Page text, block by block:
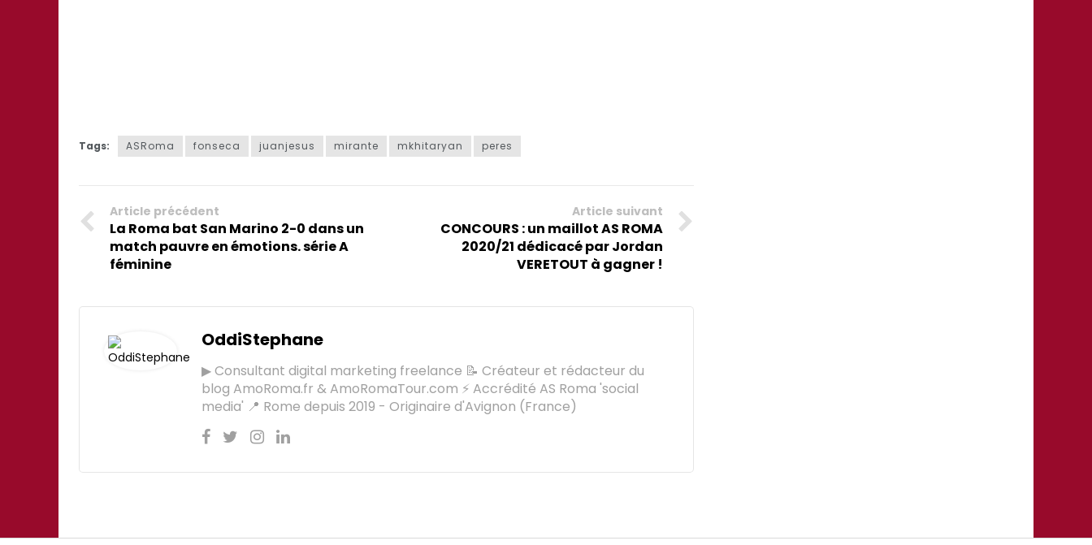
Tags: ASRoma fonseca juanjesus mirante mkhitaryan peres
Article précédent
La Roma bat San Marino 2-0 dans un
match pauvre en émotions. série A
féminine
Article suivant
CONCOURS : un maillot AS ROMA
2020/21 dédicacé par Jordan
VERETOUT à gagner !
OddiStephane
▶ Consultant digital marketing freelance 📝 Créateur et rédacteur du
blog AmoRoma.fr & AmoRomaTour.com ⚡ Accrédité AS Roma 'social
media' 📍 Rome depuis 2019 - Originaire d'Avignon (France)